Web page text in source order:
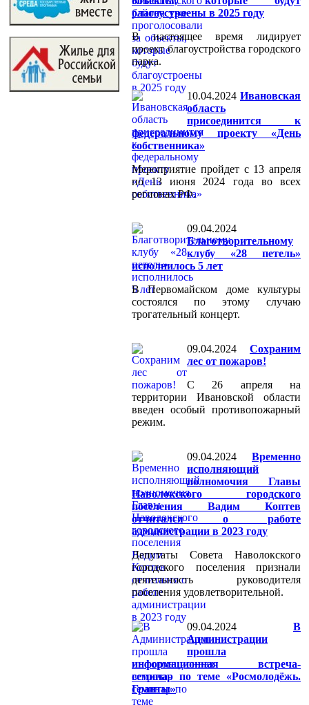
благоустроены в 2025 году
В настоящее время лидирует
проект благоустройства городского
парка.
10.04.2024 Ивановская
область
присоединится к
федеральному проекту «День
собственника»
Мероприятие пройдет с 13 апреля
по 13 июня 2024 года во всех
регионах РФ.
09.04.2024
Благотворительному
клубу «28 петель»
исполнилось 5 лет
В Первомайском доме культуры
состоялся по этому случаю
трогательный концерт.
09.04.2024
Сохраним
лес от пожаров!
С 26 апреля на
территории Ивановской области
введен особый противопожарный
режим.
09.04.2024
Временно
исполняющий
полномочия Главы
Наволокского городского
поселения Вадим Коптев
отчитался о работе
администрации в 2023 году
Депутаты Совета Наволокского
городского поселения признали
деятельность руководителя
поселения удовлетворительной.
09.04.2024
В
Администрации
прошла
информационная встреча-
семинар по теме «Росмолодёжь.
Гранты»